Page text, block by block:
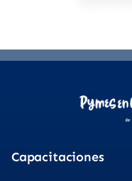
Capacitaciones